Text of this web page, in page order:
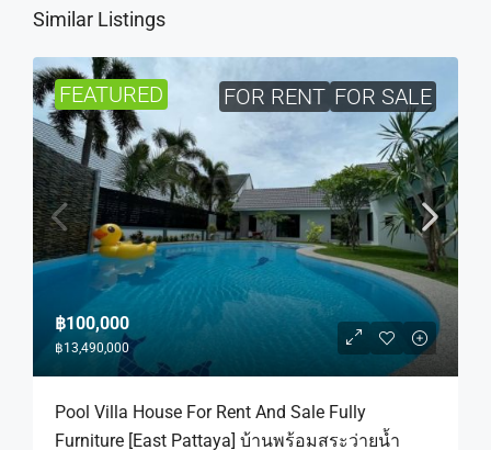
Similar Listings
FEATURED FOR RENT FOR SALE
฿100,000
฿13,490,000
Pool Villa House For Rent And Sale Fully
Furniture [East Pattaya] บ้านพร้อมสระว่ายน้ำ